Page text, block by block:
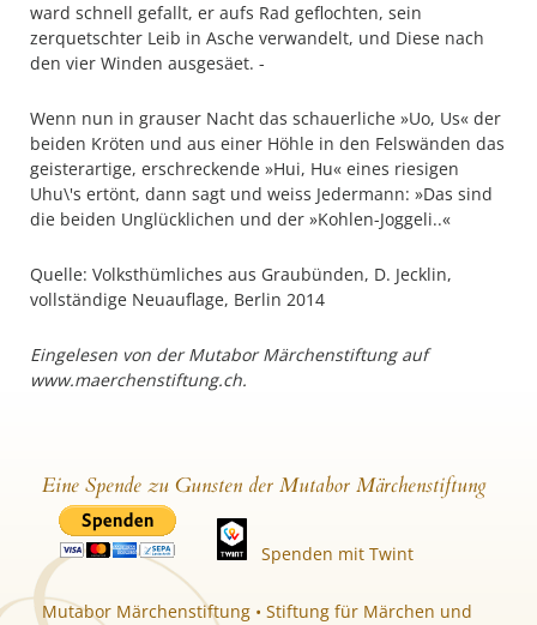
ward schnell gefallt, er aufs Rad geflochten, sein
zerquetschter Leib in Asche verwandelt, und Diese nach
den vier Winden ausgesäet. -
Wenn nun in grauser Nacht das schauerliche »Uo, Us« der
beiden Kröten und aus einer Höhle in den Felswänden das
geisterartige, erschreckende »Hui, Hu« eines riesigen
Uhu\'s ertönt, dann sagt und weiss Jedermann: »Das sind
die beiden Unglücklichen und der »Kohlen-Joggeli..«
Quelle: Volksthümliches aus Graubünden, D. Jecklin,
vollständige Neuauflage, Berlin 2014
Eingelesen von der Mutabor Märchenstiftung auf
www.maerchenstiftung.ch.
Eine Spende zu Gunsten der Mutabor Märchenstiftung
Spenden mit Twint
Mutabor Märchenstiftung • Stiftung für Märchen und